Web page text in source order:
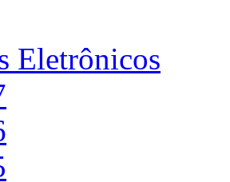
Eletrônicos